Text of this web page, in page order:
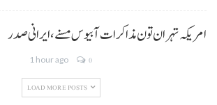
امریکہ تہران تون مذاکرات آ بیوس مسنے، ایرانی صدر
1 hour ago 0
LOAD MORE POSTS